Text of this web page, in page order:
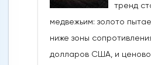
тренд
медвежьим: золото
ниже зоны
долларов США, и